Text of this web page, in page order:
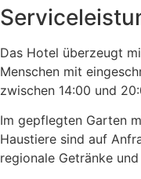
Das Hotel überzeugt
Menschen mit
zwischen 14:00 und
Im gepflegten Garten
Haustiere sind auf
regionale Getränke